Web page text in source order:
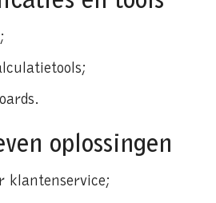
oplossingen
klantenservice;